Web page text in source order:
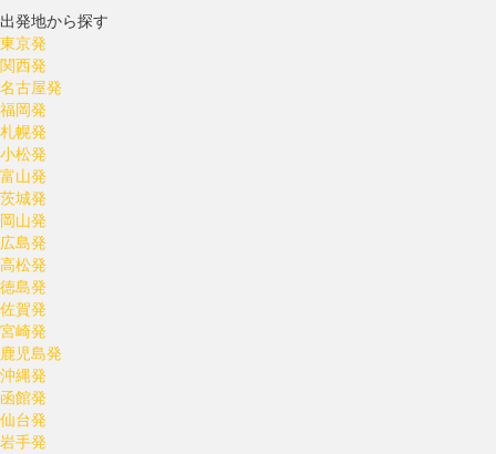
出発地から探す
東京発
関西発
名古屋発
福岡発
札幌発
小松発
富山発
茨城発
岡山発
広島発
高松発
徳島発
佐賀発
宮崎発
鹿児島発
沖縄発
函館発
仙台発
岩手発